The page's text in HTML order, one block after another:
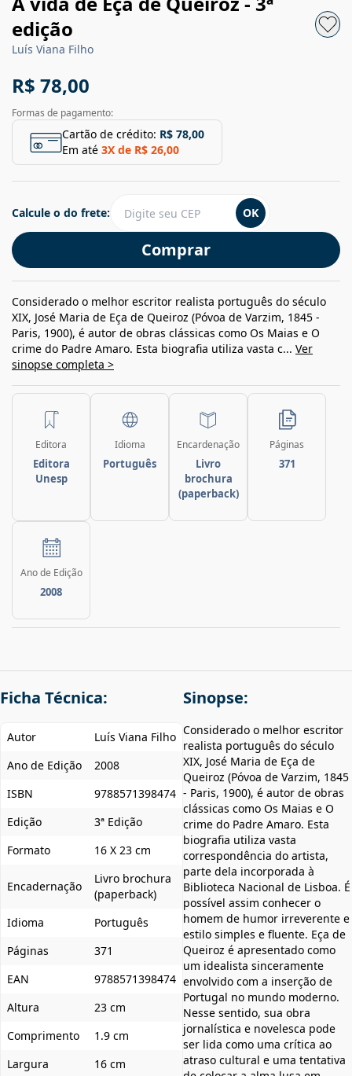
edição
Luís Viana Filho
R$ 78,00
Formas de pagamento:
Cartão de crédito: R$ 78,00
Em até 3X de R$ 26,00
Comprar
Calcule o do frete: OK
Considerado o melhor escritor realista português do século
XIX, José Maria de Eça de Queiroz (Póvoa de Varzim, 1845 -
Paris, 1900), é autor de obras clássicas como Os Maias e O
crime do Padre Amaro. Esta biografia utiliza vasta c... Ver
sinopse completa >
Editora
Editora
Unesp
Idioma
Português
Encardenação
Livro
brochura
(paperback)
Páginas
371
Ano de Edição
2008
Ficha Técnica:
Autor
Luís Viana Filho
Ano de Edição
2008
ISBN
9788571398474
Edição
3ª Edição
Formato
16 X 23 cm
Encadernação
Livro brochura
(paperback)
Idioma
Português
Páginas
371
EAN
9788571398474
Altura
23 cm
Comprimento
1.9 cm
Largura
16 cm
Sinopse:
Considerado o melhor escritor
realista português do século
XIX, José Maria de Eça de
Queiroz (Póvoa de Varzim, 1845
- Paris, 1900), é autor de obras
clássicas como Os Maias e O
crime do Padre Amaro. Esta
biografia utiliza vasta
correspondência do artista,
parte dela incorporada à
Biblioteca Nacional de Lisboa. É
possível assim conhecer o
homem de humor irreverente e
estilo simples e fluente. Eça de
Queiroz é apresentado como
um idealista sinceramente
envolvido com a inserção de
Portugal no mundo moderno.
Nesse sentido, sua obra
jornalística e novelesca pode
ser lida como uma crítica ao
atraso cultural e uma tentativa